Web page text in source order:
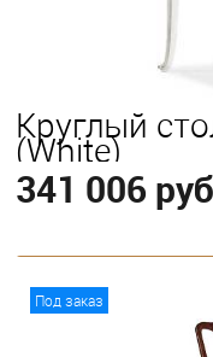
Круглый
(White)
341 006
Под заказ